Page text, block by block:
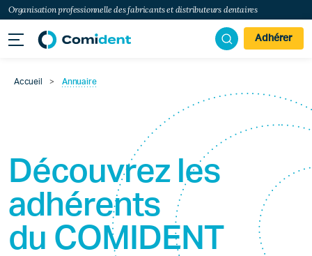
Organisation professionnelle des fabricants et distributeurs dentaires
Adhérer
Accueil > Annuaire
Découvrez les
adhérents
du COMIDENT